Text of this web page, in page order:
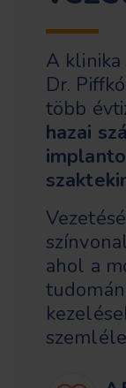
A klinika
Dr.
több
hazai
ahol a